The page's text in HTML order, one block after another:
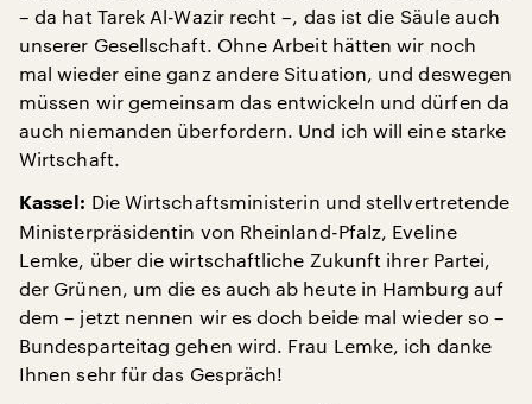
– da hat Tarek Al-Wazir recht –, das ist die Säule auch
unserer Gesellschaft. Ohne Arbeit hätten wir noch
mal wieder eine ganz andere Situation, und deswegen
müssen wir gemeinsam das entwickeln und dürfen da
auch niemanden überfordern. Und ich will eine starke
Wirtschaft.
Kassel: Die Wirtschaftsministerin und stellvertretende
Ministerpräsidentin von Rheinland-Pfalz, Eveline
Lemke, über die wirtschaftliche Zukunft ihrer Partei,
der Grünen, um die es auch ab heute in Hamburg auf
dem – jetzt nennen wir es doch beide mal wieder so –
Bundesparteitag gehen wird. Frau Lemke, ich danke
Ihnen sehr für das Gespräch!